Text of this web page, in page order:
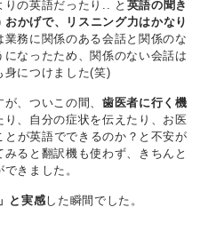
りの英語だったり.. と 英語の聞き
おかげで、リスニング力はかなり
業務に関係のある会話と関係のな
なったため、関係のない会話は
身につけました(笑)
、ついこの間、 歯医者に行く機
、自分の症状を伝えたり、お医
が英語でできるのか？と不安が
ると翻訳機も使わず、きちんと
きました。
と実感した瞬間でした。